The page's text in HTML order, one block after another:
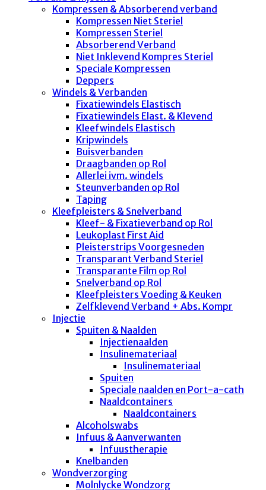
Kompressen & Absorberend verband
Kompressen Niet Steriel
Kompressen Steriel
Absorberend Verband
Niet Inklevend Kompres Steriel
Speciale Kompressen
Deppers
Windels & Verbanden
Fixatiewindels Elastisch
Fixatiewindels Elast. & Klevend
Kleefwindels Elastisch
Kripwindels
Buisverbanden
Draagbanden op Rol
Allerlei ivm. windels
Steunverbanden op Rol
Taping
Kleefpleisters & Snelverband
Kleef- & Fixatieverband op Rol
Leukoplast First Aid
Pleisterstrips Voorgesneden
Transparant Verband Steriel
Transparante Film op Rol
Snelverband op Rol
Kleefpleisters Voeding & Keuken
Zelfklevend Verband + Abs. Kompr
Injectie
Spuiten & Naalden
Injectienaalden
Insulinemateriaal
Insulinemateriaal
Spuiten
Speciale naalden en Port-a-cath
Naaldcontainers
Naaldcontainers
Alcoholswabs
Infuus & Aanverwanten
Infuustherapie
Knelbanden
Wondverzorging
Molnlycke Wondzorg